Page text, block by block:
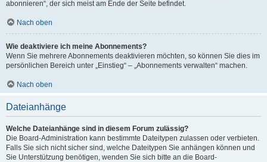
abonnieren“, der sich meist am Ende der Seite befindet.
Nach oben
Wie deaktiviere ich meine Abonnements?
Wenn Sie mehrere Abonnements deaktivieren möchten, so können Sie dies im
persönlichen Bereich unter „Einstieg“ – „Abonnements verwalten“ machen.
Nach oben
Dateianhänge
Welche Dateianhänge sind in diesem Forum zulässig?
Die Board-Administration kann bestimmte Dateitypen zulassen oder verbieten.
Falls Sie sich nicht sicher sind, welche Dateitypen Sie anhängen können und
Sie Unterstützung benötigen, wenden Sie sich bitte an die Board-